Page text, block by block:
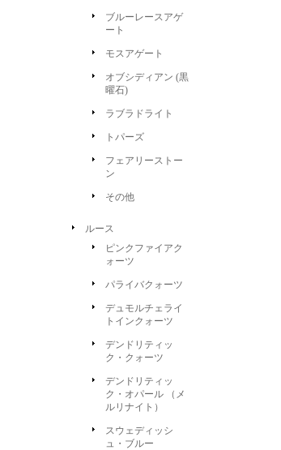
ブルーレースアゲ
ート
モスアゲート
オブシディアン (黒
曜石)
ラブラドライト
トパーズ
フェアリーストー
ン
その他
ルース
ピンクファイアク
ォーツ
パライバクォーツ
デュモルチェライ
トインクォーツ
デンドリティッ
ク・クォーツ
デンドリティッ
ク・オパール （メ
ルリナイト）
スウェディッシ
ュ・ブルー